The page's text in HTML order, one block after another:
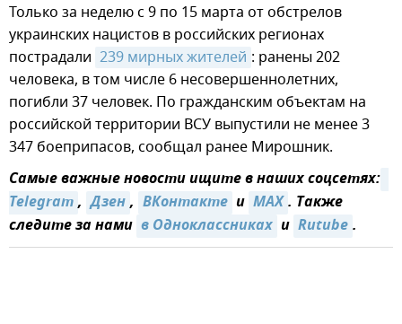
Только за неделю с 9 по 15 марта от обстрелов
украинских нацистов в российских регионах
пострадали 239 мирных жителей : ранены 202
человека, в том числе 6 несовершеннолетних,
погибли 37 человек. По гражданским объектам на
российской территории ВСУ выпустили не менее 3
347 боеприпасов, сообщал ранее Мирошник.
Самые важные новости ищите в наших соцсетях:
Telegram, Дзен, ВКонтакте и MAX. Также
следите за нами в Одноклассниках и Rutube.